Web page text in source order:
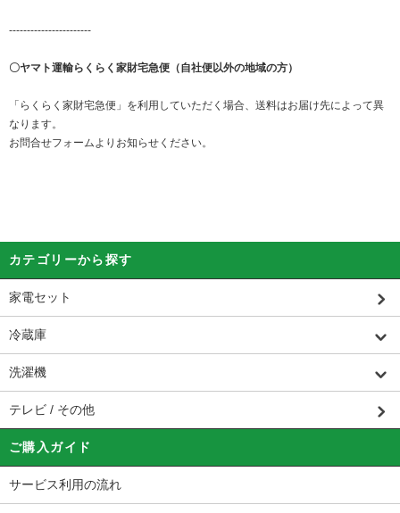
-----------------------
〇ヤマト運輸らくらく家財宅急便（自社便以外の地域の方）
「らくらく家財宅急便」を利用していただく場合、送料はお届け先によって異
なります。
お問合せフォームよりお知らせください。
カテゴリーから探す
家電セット
冷蔵庫
洗濯機
テレビ / その他
ご購入ガイド
サービス利用の流れ